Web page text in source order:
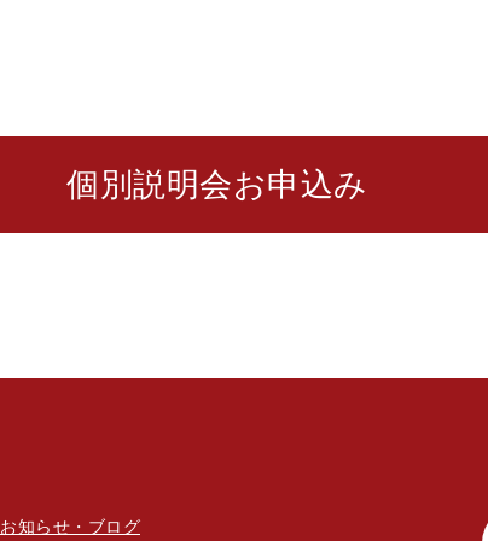
個別説明会お申込み
お知らせ・ブログ